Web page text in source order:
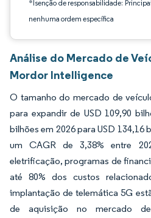
*Isenção de responsabilidade:
nenhuma ordem específica
Análise do Mercado de
Mordor Intelligence
O tamanho do mercado de
para expandir de USD 109,90
bilhões em 2026 para USD 134,16
um CAGR de 3,38% entre
eletrificação, programas de
até 80% dos custos
implantação de telemática 5G
de aquisição no mercado